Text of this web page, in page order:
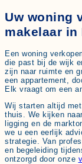
Uw woning
makelaar in
Een woning
die past bij de wijk
zijn naar ruimte en
een appartement,
Elk vraagt om een
Wij starten altijd
thuis. We kijken
ligging en de
we u een eerlijk
strategie. Van
en begeleiding
ontzorgd door onze